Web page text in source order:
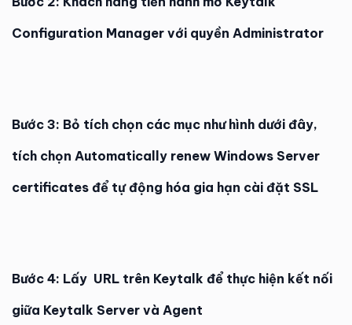
Configuration Manager với quyền Administrator
Bước 3: Bỏ tích chọn các mục như hình dưới đây,
tích chọn Automatically renew Windows Server
certificates để tự động hóa gia hạn cài đặt SSL
Bước 4: Lấy URL trên Keytalk để thực hiện kết nối
giữa Keytalk Server và Agent